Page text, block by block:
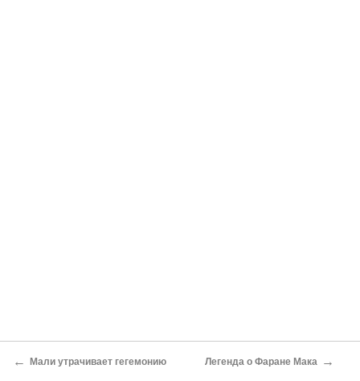
← Мали утрачивает гегемонию Легенда о Фаране Мака →